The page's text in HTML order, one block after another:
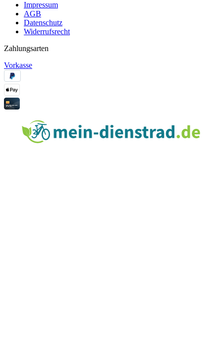
Impressum
AGB
Datenschutz
Widerrufsrecht
Zahlungsarten
Vorkasse